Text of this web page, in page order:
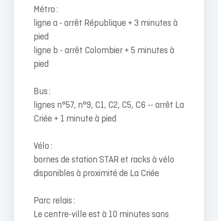
Métro :
ligne a - arrêt République + 3 minutes à
pied
ligne b - arrêt Colombier + 5 minutes à
pied
Bus :
lignes n°57, n°9, C1, C2, C5, C6 -- arrêt La
Criée + 1 minute à pied
Vélo :
bornes de station STAR et racks à vélo
disponibles à proximité de La Criée
Parc relais :
Le centre-ville est à 10 minutes sans